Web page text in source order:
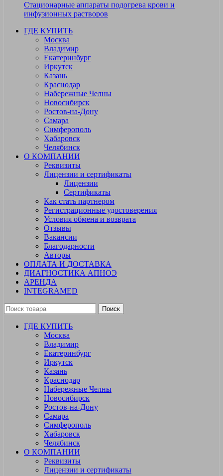
Стационарные аппараты подогрева крови и
инфузионных растворов
ГДЕ КУПИТЬ
Москва
Владимир
Екатеринбург
Иркутск
Казань
Краснодар
Набережные Челны
Новосибирск
Ростов-на-Дону
Самара
Симферополь
Хабаровск
Челябинск
О КОМПАНИИ
Реквизиты
Лицензии и сертификаты
Лицензии
Сертификаты
Как стать партнером
Регистрационные удостоверения
Условия обмена и возврата
Отзывы
Вакансии
Благодарности
Авторы
ОПЛАТА И ДОСТАВКА
ДИАГНОСТИКА АПНОЭ
АРЕНДА
INTEGRAMED
Поиск
ГДЕ КУПИТЬ
Москва
Владимир
Екатеринбург
Иркутск
Казань
Краснодар
Набережные Челны
Новосибирск
Ростов-на-Дону
Самара
Симферополь
Хабаровск
Челябинск
О КОМПАНИИ
Реквизиты
Лицензии и сертификаты